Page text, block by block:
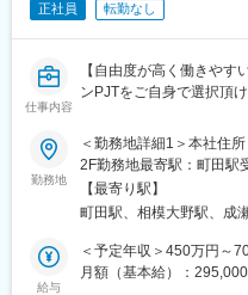
・残業：
■同社の特徴：
する制度・風土が醸成さ
・教育・資格支援：最先
研修受講制度や、資格取
補助（年間5万円まで）
す。また長時間労働の削
でいます。
正社員 転勤なし
仕事内容
【自由度が高く働きやす
ンPJTをご自身で選択頂
■職務概要【変更の範囲
家電メーカー等の各種
ンジニアをお任せします。
入社後はご希望と経験を
お選び頂けます。
今回のポジションは町田
勤務地
＜勤務地詳細1＞本社住
2F勤務地最寄駅：町田駅
細2＞プロジェクト先（
内のお客様先にて就業頂
【最寄り駅】
町田駅、相模大野駅、成
給与
＜予定年収＞450万円～
月額（基本給）：